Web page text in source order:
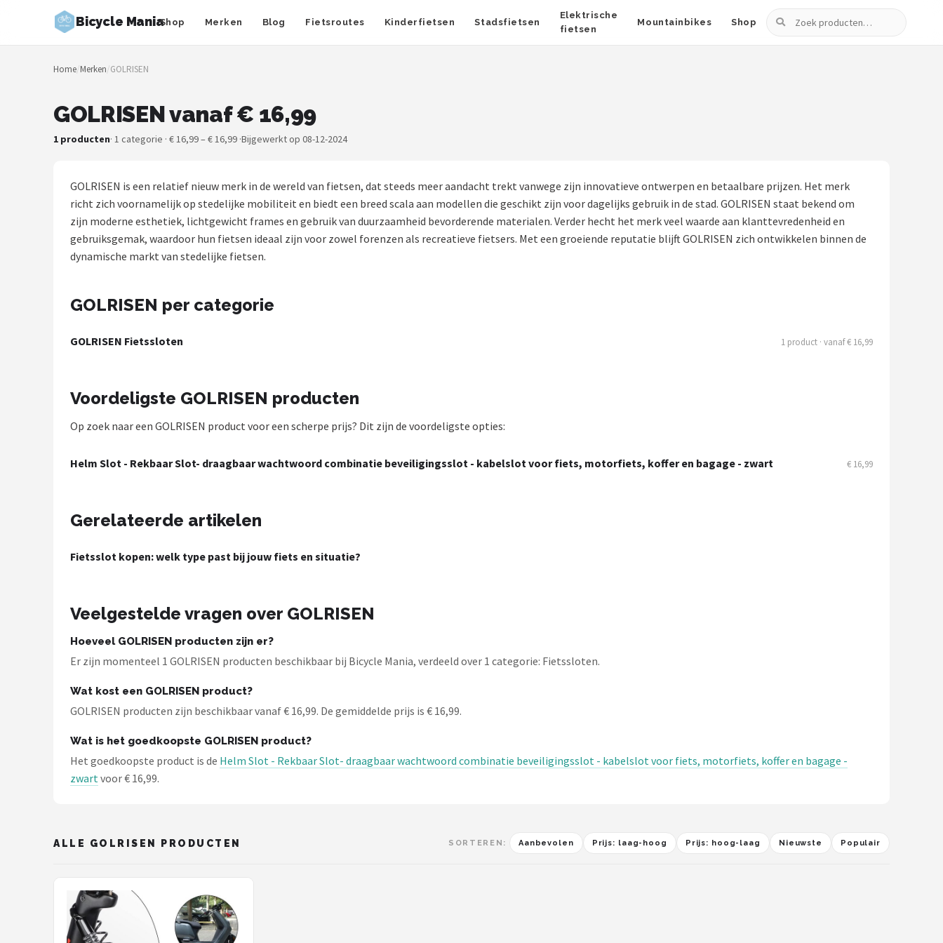
Bicycle ManiaShop Merken Blog Fietsroutes Kinderfietsen Stadsfietsen
Elektrische
fietsen
Mountainbikes Shop
Zoeken
Zoeken
NAVIGATIE
Merken
Fietsroutes
Kinderfietsen
Elektrische fietsen
Mountainbikes
POPULAIRE MERKEN
New Looxs
Voltano
Alle merken →
Home/Merken/GOLRISEN
GOLRISEN vanaf € 16,99
1 producten· 1 categorie · € 16,99 – € 16,99 ·Bijgewerkt op 08-12-2024
GOLRISEN is een relatief nieuw merk in de wereld van fietsen, dat steeds meer aandacht trekt vanwege zijn innovatieve ontwerpen en betaalbare prijzen. Het merk
richt zich voornamelijk op stedelijke mobiliteit en biedt een breed scala aan modellen die geschikt zijn voor dagelijks gebruik in de stad. GOLRISEN staat bekend om
zijn moderne esthetiek, lichtgewicht frames en gebruik van duurzaamheid bevorderende materialen. Verder hecht het merk veel waarde aan klanttevredenheid en
gebruiksgemak, waardoor hun fietsen ideaal zijn voor zowel forenzen als recreatieve fietsers. Met een groeiende reputatie blijft GOLRISEN zich ontwikkelen binnen de
dynamische markt van stedelijke fietsen.
GOLRISEN per categorie
GOLRISEN Fietssloten 1 product · vanaf € 16,99
Voordeligste GOLRISEN producten
Op zoek naar een GOLRISEN product voor een scherpe prijs? Dit zijn de voordeligste opties:
Helm Slot - Rekbaar Slot- draagbaar wachtwoord combinatie beveiligingsslot - kabelslot voor fiets, motorfiets, koffer en bagage - zwart € 16,99
Gerelateerde artikelen
Fietsslot kopen: welk type past bij jouw fiets en situatie?
Veelgestelde vragen over GOLRISEN
Hoeveel GOLRISEN producten zijn er?
Er zijn momenteel 1 GOLRISEN producten beschikbaar bij Bicycle Mania, verdeeld over 1 categorie: Fietssloten.
Wat kost een GOLRISEN product?
GOLRISEN producten zijn beschikbaar vanaf € 16,99. De gemiddelde prijs is € 16,99.
Wat is het goedkoopste GOLRISEN product?
Het goedkoopste product is de Helm Slot - Rekbaar Slot- draagbaar wachtwoord combinatie beveiligingsslot - kabelslot voor fiets, motorfiets, koffer en bagage -
zwartvoor € 16,99.
ALLE GOLRISEN PRODUCTEN SORTEREN: Aanbevolen Prijs: laag-hoog Prijs: hoog-laag Nieuwste Populair